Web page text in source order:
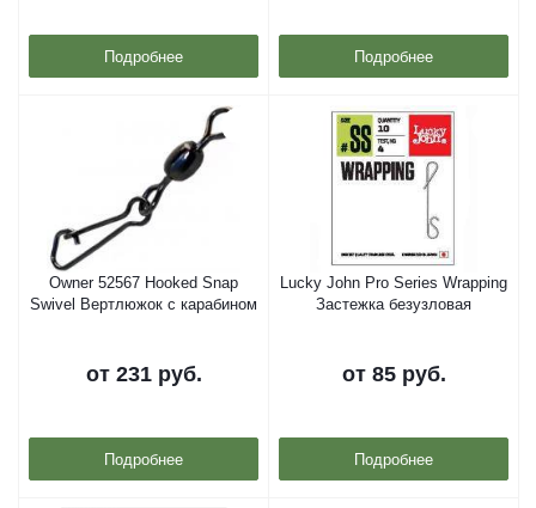
Подробнее Подробнее
Owner 52567 Hooked Snap
Swivel Вертлюжок с карабином
от 231 руб.
Подробнее
Lucky John Pro Series Wrapping
Застежка безузловая
от 85 руб.
Подробнее